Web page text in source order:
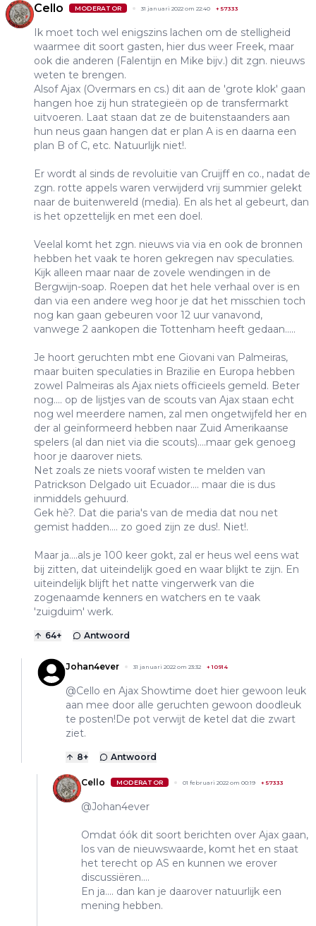
Cello MODERATOR 31 januari 2022 om 22:40 +57333
Ik moet toch wel enigszins lachen om de stelligheid
waarmee dit soort gasten, hier dus weer Freek, maar
ook die anderen (Falentijn en Mike bijv.) dit zgn. nieuws
weten te brengen.
Alsof Ajax (Overmars en cs.) dit aan de 'grote klok' gaan
hangen hoe zij hun strategieën op de transfermarkt
uitvoeren. Laat staan dat ze de buitenstaanders aan
hun neus gaan hangen dat er plan A is en daarna een
plan B of C, etc. Natuurlijk niet!.
Er wordt al sinds de revoluitie van Cruijff en co., nadat de
zgn. rotte appels waren verwijderd vrij summier gelekt
naar de buitenwereld (media). En als het al gebeurt, dan
is het opzettelijk en met een doel.
Veelal komt het zgn. nieuws via via en ook de bronnen
hebben het vaak te horen gekregen nav speculaties.
Kijk alleen maar naar de zovele wendingen in de
Bergwijn-soap. Roepen dat het hele verhaal over is en
dan via een andere weg hoor je dat het misschien toch
nog kan gaan gebeuren voor 12 uur vanavond,
vanwege 2 aankopen die Tottenham heeft gedaan.....
Je hoort geruchten mbt ene Giovani van Palmeiras,
maar buiten speculaties in Brazilie en Europa hebben
zowel Palmeiras als Ajax niets officieels gemeld. Beter
nog.... op de lijstjes van de scouts van Ajax staan echt
nog wel meerdere namen, zal men ongetwijfeld her en
der al geïnformeerd hebben naar Zuid Amerikaanse
spelers (al dan niet via die scouts)....maar gek genoeg
hoor je daarover niets.
Net zoals ze niets vooraf wisten te melden van
Patrickson Delgado uit Ecuador.... maar die is dus
inmiddels gehuurd.
Gek hè?. Dat die paria's van de media dat nou net
gemist hadden.... zo goed zijn ze dus!. Niet!.
Maar ja....als je 100 keer gokt, zal er heus wel eens wat
bij zitten, dat uiteindelijk goed en waar blijkt te zijn. En
uiteindelijk blijft het natte vingerwerk van die
zogenaamde kenners en watchers en te vaak
'zuigduim' werk.
64+ Antwoord
Johan4ever 31 januari 2022 om 23:32 +10914
@Cello en Ajax Showtime doet hier gewoon leuk
aan mee door alle geruchten gewoon doodleuk
te posten!De pot verwijt de ketel dat die zwart
ziet.
8+ Antwoord
Cello MODERATOR 01 februari 2022 om 00:19 +57333
@Johan4ever
Omdat óók dit soort berichten over Ajax gaan,
los van de nieuwswaarde, komt het en staat
het terecht op AS en kunnen we erover
discussiëren....
En ja.... dan kan je daarover natuurlijk een
mening hebben.